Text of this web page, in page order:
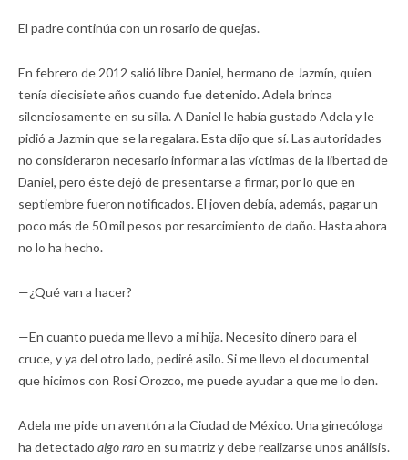
El padre continúa con un rosario de quejas.
En febrero de 2012 salió libre Daniel, hermano de Jazmín, quien
tenía diecisiete años cuando fue detenido. Adela brinca
silenciosamente en su silla. A Daniel le había gustado Adela y le
pidió a Jazmín que se la regalara. Esta dijo que sí. Las autoridades
no consideraron necesario informar a las víctimas de la libertad de
Daniel, pero éste dejó de presentarse a firmar, por lo que en
septiembre fueron notificados. El joven debía, además, pagar un
poco más de 50 mil pesos por resarcimiento de daño. Hasta ahora
no lo ha hecho.
—¿Qué van a hacer?
—En cuanto pueda me llevo a mi hija. Necesito dinero para el
cruce, y ya del otro lado, pediré asilo. Si me llevo el documental
que hicimos con Rosi Orozco, me puede ayudar a que me lo den.
Adela me pide un aventón a la Ciudad de México. Una ginecóloga
ha detectado algo raroen su matriz y debe realizarse unos análisis.